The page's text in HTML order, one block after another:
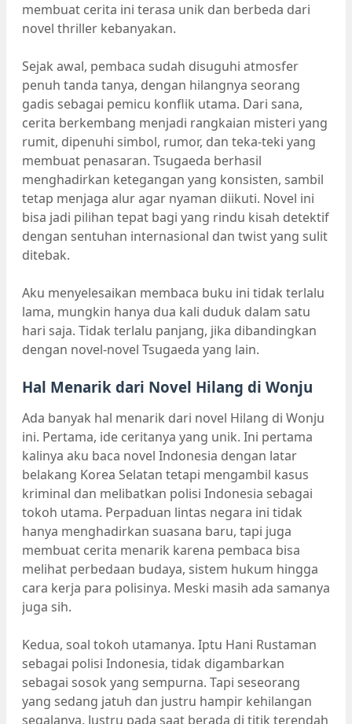
membuat cerita ini terasa unik dan berbeda dari
novel thriller kebanyakan.
Sejak awal, pembaca sudah disuguhi atmosfer
penuh tanda tanya, dengan hilangnya seorang
gadis sebagai pemicu konflik utama. Dari sana,
cerita berkembang menjadi rangkaian misteri yang
rumit, dipenuhi simbol, rumor, dan teka-teki yang
membuat penasaran. Tsugaeda berhasil
menghadirkan ketegangan yang konsisten, sambil
tetap menjaga alur agar nyaman diikuti. Novel ini
bisa jadi pilihan tepat bagi yang rindu kisah detektif
dengan sentuhan internasional dan twist yang sulit
ditebak.
Aku menyelesaikan membaca buku ini tidak terlalu
lama, mungkin hanya dua kali duduk dalam satu
hari saja. Tidak terlalu panjang, jika dibandingkan
dengan novel-novel Tsugaeda yang lain.
Hal Menarik dari Novel Hilang di Wonju
Ada banyak hal menarik dari novel Hilang di Wonju
ini. Pertama, ide ceritanya yang unik. Ini pertama
kalinya aku baca novel Indonesia dengan latar
belakang Korea Selatan tetapi mengambil kasus
kriminal dan melibatkan polisi Indonesia sebagai
tokoh utama. Perpaduan lintas negara ini tidak
hanya menghadirkan suasana baru, tapi juga
membuat cerita menarik karena pembaca bisa
melihat perbedaan budaya, sistem hukum hingga
cara kerja para polisinya. Meski masih ada samanya
juga sih.
Kedua, soal tokoh utamanya. Iptu Hani Rustaman
sebagai polisi Indonesia, tidak digambarkan
sebagai sosok yang sempurna. Tapi seseorang
yang sedang jatuh dan justru hampir kehilangan
segalanya. Justru pada saat berada di titik terendah